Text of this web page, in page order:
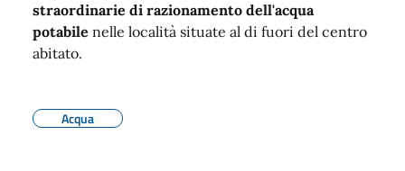
straordinarie di razionamento dell'acqua
potabile nelle località situate al di fuori del centro
abitato.
Acqua